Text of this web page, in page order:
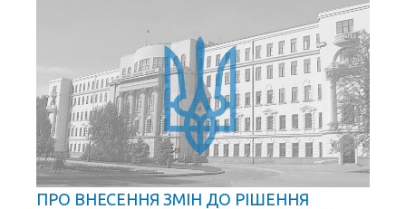
ПРО ВНЕСЕННЯ ЗМІН ДО РІШЕННЯ